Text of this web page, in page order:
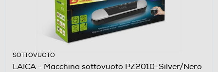
SOTTOVUOTO
LAICA - Macchina sottovuoto PZ2010-Silver/Nero